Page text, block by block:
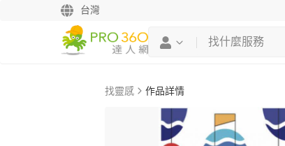
台灣
找靈感 作品詳情